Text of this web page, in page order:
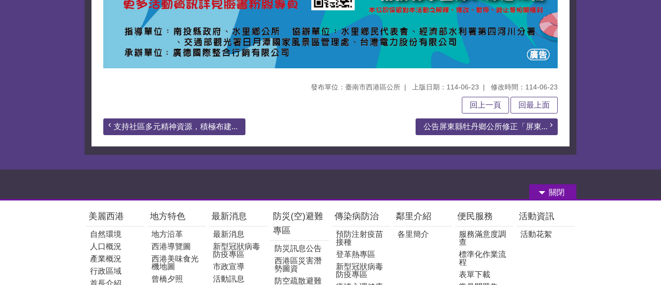
發布單位：臺南市西港區公所 上版日期：114-06-23 修改時間：114-06-23
回上一頁 回最上面
支持社區多元精神資源，積極布建... 公告屏東縣牡丹鄉公所修正「屏東...
關閉
美麗西港
自然環境
人口概況
產業概況
行政區域
首長介紹
地方特色
地方沿革
西港導覽圖
西港美味食光
機地圖
曾橋夕照
最新消息
最新消息
新型冠狀病毒
防疫專區
市政宣導
活動訊息
防災(空)避難
專區
防災訊息公告
西港區災害潛
勢圖資
防空疏散避難
傳染病防治
預防注射疫苗
接種
登革熱專區
新型冠狀病毒
防疫專區
鄰里介紹
各里簡介
便民服務
服務滿意度調
查
標準化作業流
程
表單下載
活動資訊
活動花絮